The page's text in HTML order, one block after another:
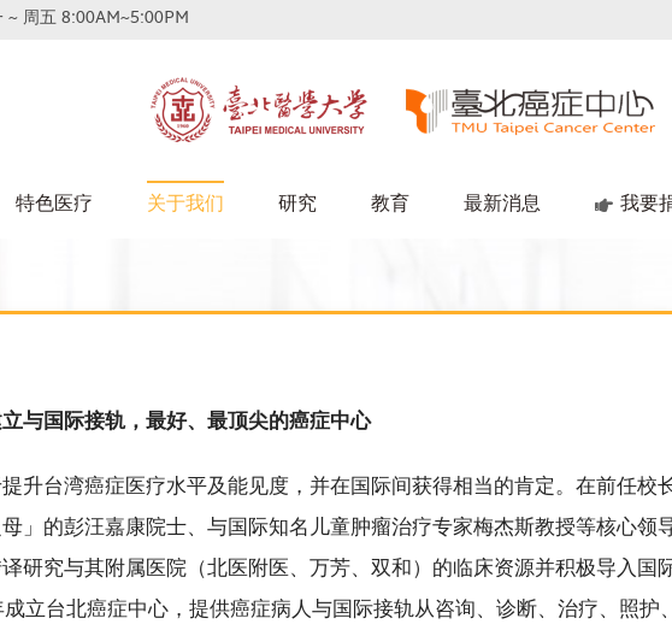
周五 8:00AM~5:00PM
特色医疗 关于我们 研究 教育 最新消息 我要
与国际接轨，最好、最顶尖的癌症中心
升台湾癌症医疗水平及能见度，并在国际间获得相当的肯定。在前任校
」的彭汪嘉康院士、与国际知名儿童肿瘤治疗专家梅杰斯教授等核心领
研究与其附属医院（北医附医、万芳、双和）的临床资源并积极导入国
立台北癌症中心，提供癌症病人与国际接轨从咨询、诊断、治疗、照护